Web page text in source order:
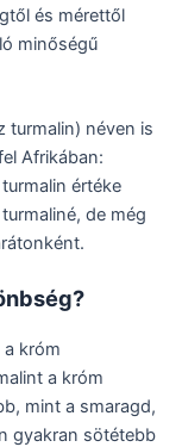
és mérettől
minőségű
turmalin) néven is
Afrikában:
értéke
de még
króm
a króm
mint a smaragd,
gyakran sötétebb